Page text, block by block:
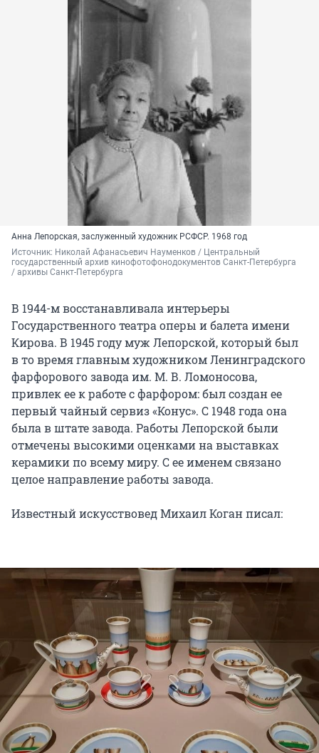
Анна Лепорская, заслуженный художник РСФСР. 1968 год
Источник: Николай Афанасьевич Науменков / Центральный
государственный архив кинофотофонодокументов Санкт-Петербурга
/ архивы Санкт-Петербурга
В 1944-м восстанавливала интерьеры
Государственного театра оперы и балета имени
Кирова. В 1945 году муж Лепорской, который был
в то время главным художником Ленинградского
фарфорового завода им. М. В. Ломоносова,
привлек ее к работе с фарфором: был создан ее
первый чайный сервиз «Конус». С 1948 года она
была в штате завода. Работы Лепорской были
отмечены высокими оценками на выставках
керамики по всему миру. С ее именем связано
целое направление работы завода.
Известный искусствовед Михаил Коган писал: